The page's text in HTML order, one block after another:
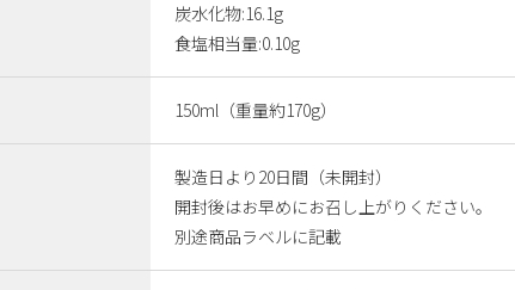
炭水化物:16.1g
食塩相当量:0.10g
150ml（重量約170g）
製造日より20日間（未開封）
開封後はお早めにお召し上がりください。
別途商品ラベルに記載